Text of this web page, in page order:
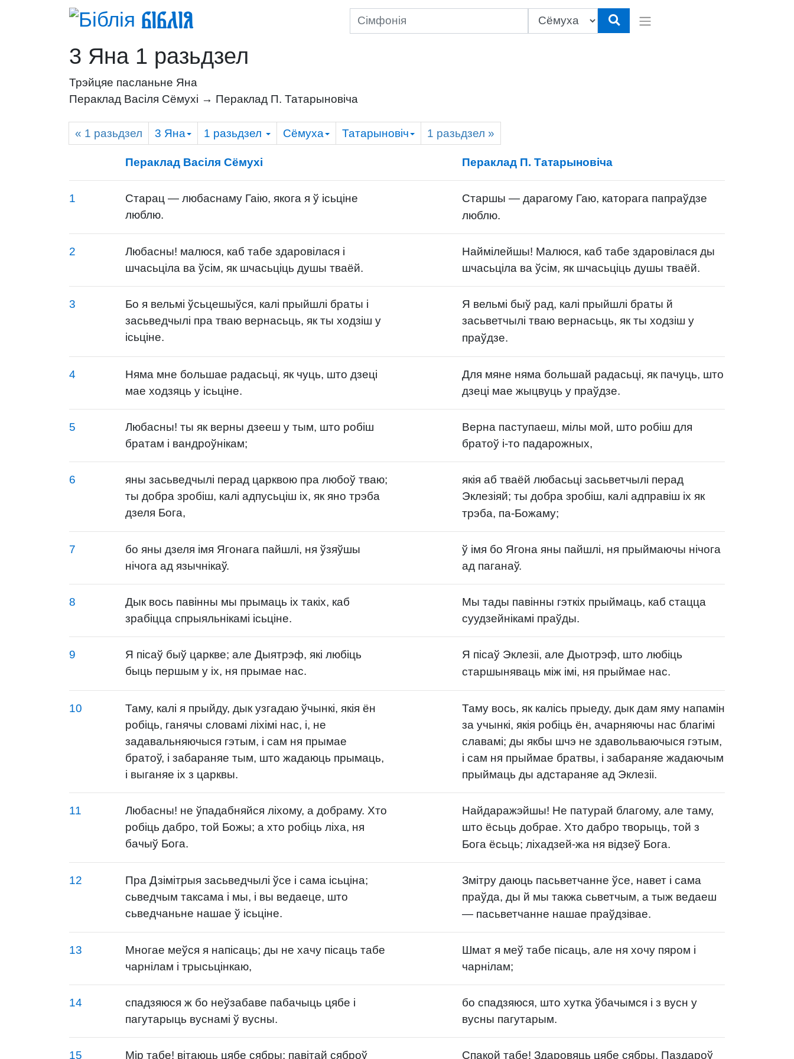
Біблія
3 Яна 1 разьдзел
Трэйцяе пасланьне Яна
Пераклад Васіля Сёмухі → Пераклад П. Татарыновіча
« 1 разьдзел 3 Яна 1 разьдзел Сёмуха Татарыновіч 1 разьдзел »
Пераклад Васіля Сёмухі Пераклад П. Татарыновіча
1
Старац — любаснаму Гаію, якога я ў ісьціне
люблю.
Старшы — дарагому Гаю, каторага папраўдзе
люблю.
2
Любасны! малюся, каб табе здаровілася і
шчасьціла ва ўсім, як шчасьціць душы тваёй.
Наймілейшы! Малюся, каб табе здаровілася ды
шчасьціла ва ўсім, як шчасьціць душы тваёй.
3
Бо я вельмі ўсьцешыўся, калі прыйшлі браты і
засьведчылі пра тваю вернасьць, як ты ходзіш у
ісьціне.
Я вельмі быў рад, калі прыйшлі браты й
засьветчылі тваю вернасьць, як ты ходзіш у
праўдзе.
4
Няма мне большае радасьці, як чуць, што дзеці
мае ходзяць у ісьціне.
Для мяне няма большай радасьці, як пачуць, што
дзеці мае жыцвуць у праўдзе.
5
Любасны! ты як верны дзееш у тым, што робіш
братам і вандроўнікам;
Верна паступаеш, мілы мой, што робіш для
братоў і-то падарожных,
6
яны засьведчылі перад царквою пра любоў тваю;
ты добра зробіш, калі адпусьціш іх, як яно трэба
дзеля Бога,
якія аб тваёй любасьці засьветчылі перад
Эклезіяй; ты добра зробіш, калі адправіш іх як
трэба, па-Божаму;
7
бо яны дзеля імя Ягонага пайшлі, ня ўзяўшы
нічога ад язычнікаў.
ў імя бо Ягона яны пайшлі, ня прыймаючы нічога
ад паганаў.
8
Дык вось павінны мы прымаць іх такіх, каб
зрабіцца спрыяльнікамі ісьціне.
Мы тады павінны гэткіх прыймаць, каб стацца
суудзейнікамі праўды.
9
Я пісаў быў царкве; але Дыятрэф, які любіць
быць першым у іх, ня прымае нас.
Я пісаў Эклезіі, але Дыотрэф, што любіць
старшыняваць між імі, ня прыймае нас.
10
Таму, калі я прыйду, дык узгадаю ўчынкі, якія ён
робіць, ганячы словамі ліхімі нас, і, не
задавальняючыся гэтым, і сам ня прымае
братоў, і забараняе тым, што жадаюць прымаць,
і выганяе іх з царквы.
Таму вось, як калісь прыеду, дык дам яму напамін
за учынкі, якія робіць ён, ачарняючы нас благімі
славамі; ды якбы шчэ не здавольваючыся гэтым,
і сам ня прыймае братвы, і забараняе жадаючым
прыймаць ды адстараняе ад Эклезіі.
11
Любасны! не ўпадабняйся ліхому, а добраму. Хто
робіць дабро, той Божы; а хто робіць ліха, ня
бачыў Бога.
Найдаражэйшы! Не патурай благому, але таму,
што ёсьць добрае. Хто дабро творыць, той з
Бога ёсьць; ліхадзей-жа ня відзеў Бога.
12
Пра Дзімітрыя засьведчылі ўсе і сама ісьціна;
сьведчым таксама і мы, і вы ведаеце, што
сьведчаньне нашае ў ісьціне.
Змітру даюць пасьветчанне ўсе, навет і сама
праўда, ды й мы такжа сьветчым, а тыж ведаеш
— пасьветчанне нашае праўдзівае.
13
Многае меўся я напісаць; ды не хачу пісаць табе
чарнілам і трысьцінкаю,
Шмат я меў табе пісаць, але ня хочу пяром і
чарнілам;
14
спадзяюся ж бо неўзабаве пабачыць цябе і
пагутарыць вуснамі ў вусны.
бо спадзяюся, што хутка ўбачымся і з вусн у
вусны пагутарым.
15 Мір табе! вітаюць цябе сябры; павітай сяброў Спакой табе! Здаровяць цябе сябры. Паздароў